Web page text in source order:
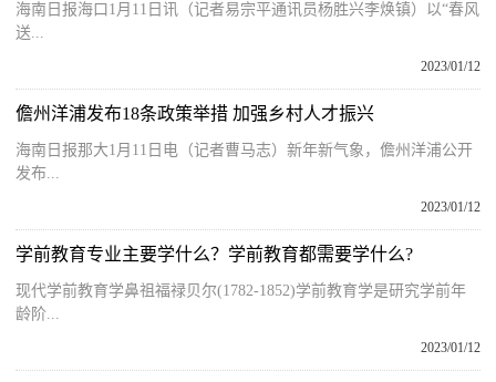
海南日报海口1月11日讯（记者易宗平通讯员杨胜兴李焕镇）以“春风
送...
2023/01/12
儋州洋浦发布18条政策举措 加强乡村人才振兴
海南日报那大1月11日电（记者曹马志）新年新气象，儋州洋浦公开
发布...
2023/01/12
学前教育专业主要学什么？学前教育都需要学什么?
现代学前教育学鼻祖福禄贝尔(1782-1852)学前教育学是研究学前年
龄阶...
2023/01/12